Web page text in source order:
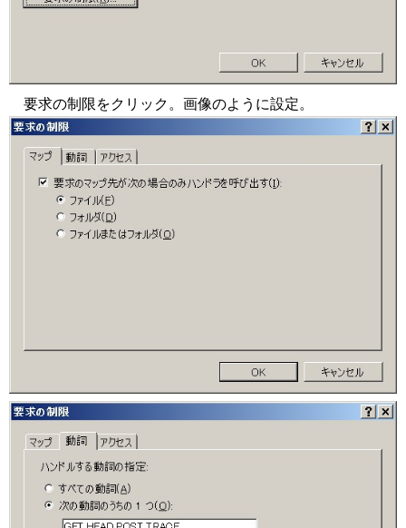
要求の制限をクリック。画像のように設定。